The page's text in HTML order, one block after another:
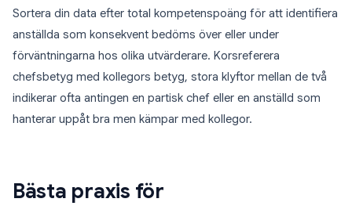
Sortera din data efter total kompetenspoäng för att identifiera
anställda som konsekvent bedöms över eller under
förväntningarna hos olika utvärderare. Korsreferera
chefsbetyg med kollegors betyg, stora klyftor mellan de två
indikerar ofta antingen en partisk chef eller en anställd som
hanterar uppåt bra men kämpar med kollegor.
Bästa praxis för